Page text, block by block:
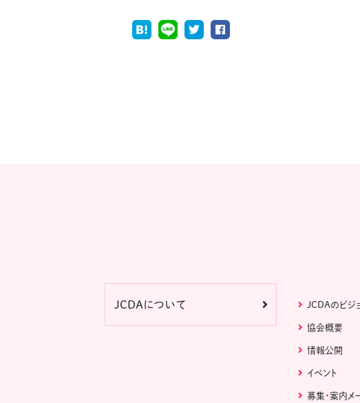
JCDAについて JCDAのビジ
協会概要
情報公開
イベント
募集・案内メ